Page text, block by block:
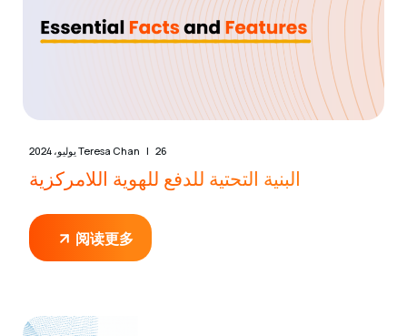
البنية التحتية للدفع للهوية اللامركزية
阅读更多
Teresa Chan 26 يوليو، 2024